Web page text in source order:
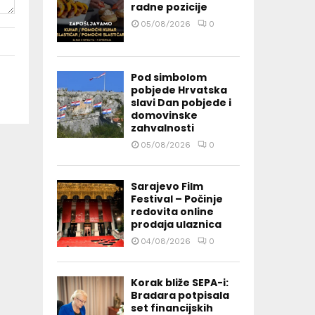
radne pozicije
05/08/2026 0
Pod simbolom
pobjede Hrvatska
slavi Dan pobjede i
domovinske
zahvalnosti
05/08/2026 0
Sarajevo Film
Festival – Počinje
redovita online
prodaja ulaznica
04/08/2026 0
Korak bliže SEPA-i:
Bradara potpisala
set financijskih